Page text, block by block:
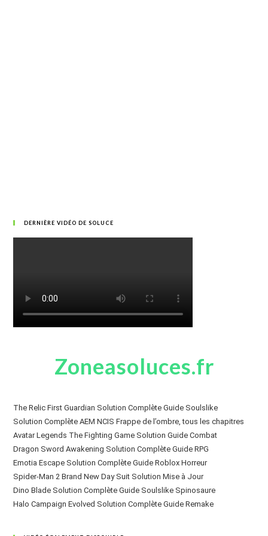
DERNIÈRE VIDÉO DE SOLUCE
Zoneasoluces.fr
The Relic First Guardian Solution Complète Guide Soulslike
Solution Complète AEM NCIS Frappe de l’ombre, tous les chapitres
Avatar Legends The Fighting Game Solution Guide Combat
Dragon Sword Awakening Solution Complète Guide RPG
Emotia Escape Solution Complète Guide Roblox Horreur
Spider-Man 2 Brand New Day Suit Solution Mise à Jour
Dino Blade Solution Complète Guide Soulslike Spinosaure
Halo Campaign Evolved Solution Complète Guide Remake